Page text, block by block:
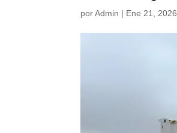
porAdmin | Ene 21, 2026